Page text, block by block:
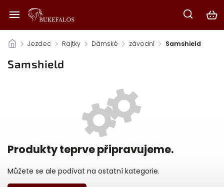
/ Jezdec / Rajtky / Dámské / závodní / Samshield
Samshield
Produkty teprve připravujeme.
Můžete se ale podívat na ostatní kategorie.